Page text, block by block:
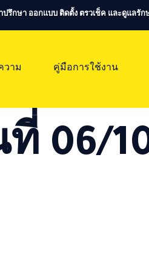
ปรึกษา ออกแบบ ติดตั้ง ตรวเช็ค และดูแล
วาม
คู่มือการใช้งาน
06/